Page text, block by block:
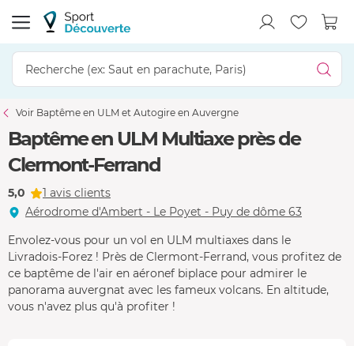
Voir Baptême en ULM et Autogire en Auvergne
Baptême en ULM Multiaxe près de
Clermont-Ferrand
5,0
1 avis clients
Aérodrome d'Ambert - Le Poyet - Puy de dôme 63
Envolez-vous pour un vol en ULM multiaxes dans le
Livradois-Forez ! Près de Clermont-Ferrand, vous profitez de
ce baptême de l'air en aéronef biplace pour admirer le
panorama auvergnat avec les fameux volcans. En altitude,
vous n'avez plus qu'à profiter !